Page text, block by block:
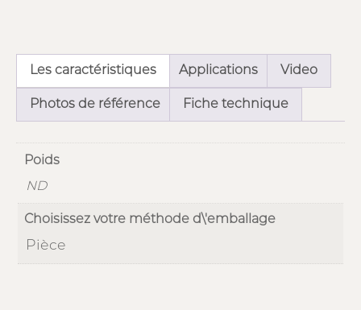
Les caractéristiques Applications Video
Photos de référence Fiche technique
Poids
ND
Choisissez votre méthode d\'emballage
Pièce